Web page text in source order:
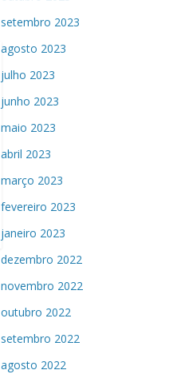
setembro 2023
agosto 2023
julho 2023
junho 2023
maio 2023
abril 2023
março 2023
fevereiro 2023
janeiro 2023
dezembro 2022
novembro 2022
outubro 2022
setembro 2022
agosto 2022